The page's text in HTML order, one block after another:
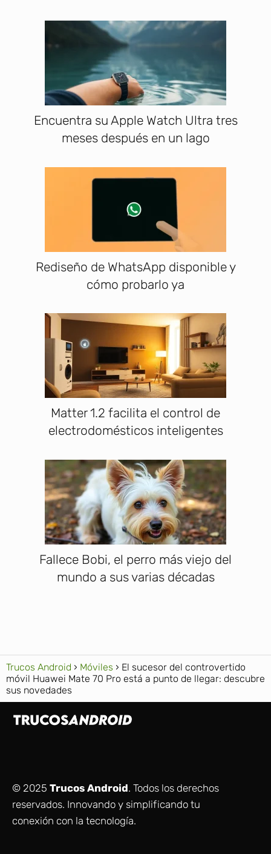
Encuentra su Apple Watch Ultra tres
meses después en un lago
Rediseño de WhatsApp disponible y
cómo probarlo ya
Matter 1.2 facilita el control de
electrodomésticos inteligentes
Fallece Bobi, el perro más viejo del
mundo a sus varias décadas
Trucos Android Móviles
El sucesor del controvertido
móvil Huawei Mate 70 Pro está a punto de llegar: descubre
sus novedades
© 2025 Trucos Android. Todos los derechos
reservados. Innovando y simplificando tu
conexión con la tecnología.